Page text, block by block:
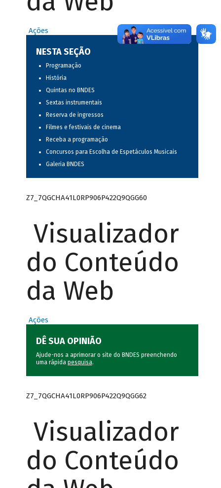
Ações
NESTA SEÇÃO
Programação
História
Quintas no BNDES
Sextas instrumentais
Reserva de ingressos
Filmes e festivais de cinema
Receba a programação
Concursos para Escolha de Espetáculos Musicais
Galeria BNDES
Z7_7QGCHA41L0RP906P422Q9QGG60
Visualizador
do Conteúdo
da Web
Ações
DÊ SUA OPINIÃO
Ajude-nos a aprimorar o site do BNDES preenchendo
uma rápida pesquisa.
Z7_7QGCHA41L0RP906P422Q9QGG62
Visualizador
do Conteúdo